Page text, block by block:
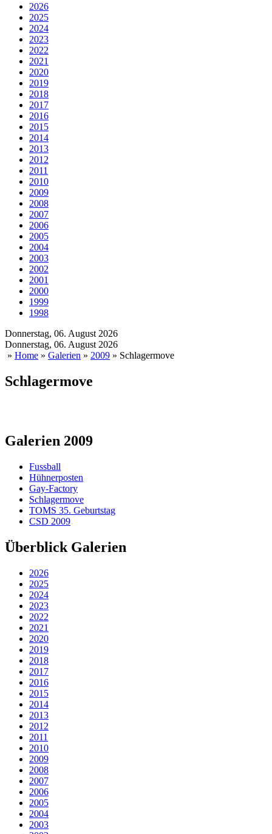
2026
2025
2024
2023
2022
2021
2020
2019
2018
2017
2016
2015
2014
2013
2012
2011
2010
2009
2008
2007
2006
2005
2004
2003
2002
2001
2000
1999
1998
Donnerstag, 06. August 2026
Donnerstag, 06. August 2026
» Home » Galerien » 2009 » Schlagermove
Schlagermove
Galerien 2009
Fussball
Hühnerposten
Gay-Factory
Schlagermove
TOMS 35. Geburtstag
CSD 2009
Überblick Galerien
2026
2025
2024
2023
2022
2021
2020
2019
2018
2017
2016
2015
2014
2013
2012
2011
2010
2009
2008
2007
2006
2005
2004
2003